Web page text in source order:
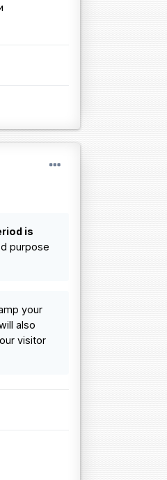
is
purpose
your
also
visitor